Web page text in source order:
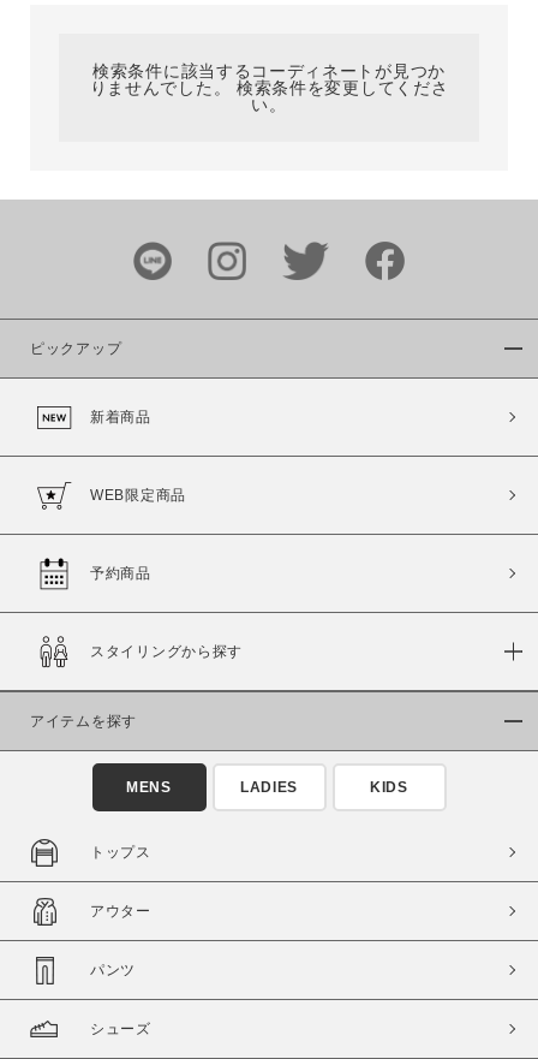
ブランド
カラー
商品タイプ
通常商品
セール価格 WEB限定
在庫
在庫あり
検索条件に該当するコーディネートが見つか
りませんでした。 検索条件を変更してくださ
い。
ピックアップ
新着商品
WEB限定商品
予約商品
スタイリングから探す
アイテムを探す
MENS LADIES KIDS
トップス
アウター
パンツ
シューズ